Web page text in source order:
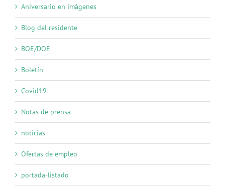
Aniversario en imágenes
Blog del residente
BOE/DOE
Boletín
Covid19
Notas de prensa
noticias
Ofertas de empleo
portada-listado